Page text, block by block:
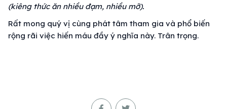
(kiêng thức ăn nhiều đạm, nhiều mỡ).
Rất mong quý vị cùng phát tâm tham gia và phổ biến
rộng rãi việc hiến máu đầy ý nghĩa này. Trân trọng.